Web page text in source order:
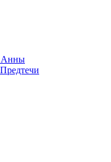
Анны